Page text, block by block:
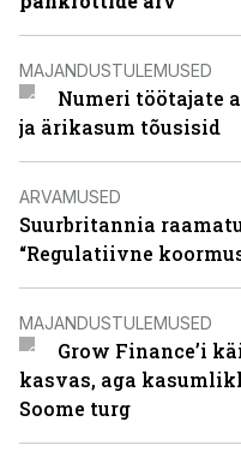
MAJANDUSTULEMUSED
Numeri töötajate
ja ärikasum tõusisid
ARVAMUSED
Suurbritannia
“Regulatiivne
MAJANDUSTULEMUSED
Grow Finance’i
kasvas, aga
Soome turg